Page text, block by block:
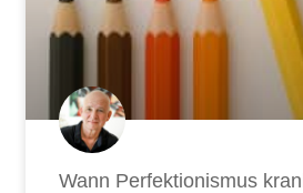
Wann Perfektionismus